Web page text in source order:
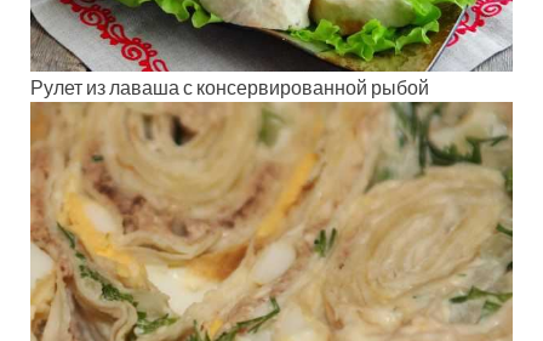
Рулет из лаваша с консервированной рыбой